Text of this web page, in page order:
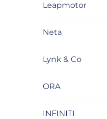
Leapmotor
Neta
Lynk & Co
ORA
INFINITI